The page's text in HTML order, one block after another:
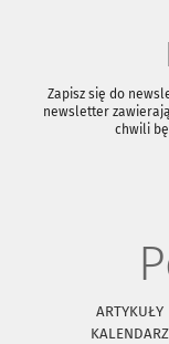
Zapisz się do
newsletter
chwili
ARTYKUŁY
KALENDARZ